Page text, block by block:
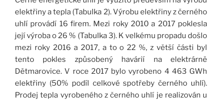
elektřiny a tepla (Tabulka 2). Výrobu elektřiny z černého
uhlí provádí 16 firem. Mezi roky 2010 a 2017 poklesla
její výroba o 26 % (Tabulka 3). K velkému propadu došlo
mezi roky 2016 a 2017, a to o 22 %, z větší části byl
tento pokles způsobený havárií na elektrárně
Dětmarovice. V roce 2017 bylo vyrobeno 4 463 GWh
elektřiny (50% podíl celkové spotřeby černého uhlí).
Prodej tepla vyrobeného z černého uhlí je realizován u